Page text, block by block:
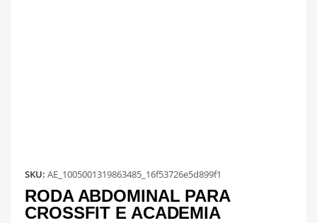
SKU: AE_1005001319863485_16f53726e5d899f1
RODA ABDOMINAL PARA
CROSSFIT E ACADEMIA